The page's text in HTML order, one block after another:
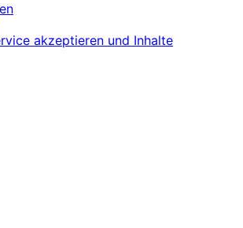
akzeptieren und Inhalte